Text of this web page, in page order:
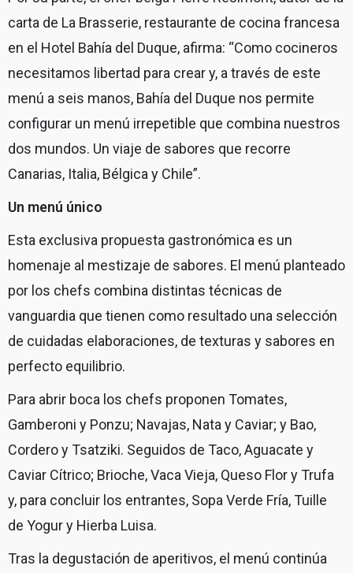
carta de La Brasserie, restaurante de cocina francesa
en el Hotel Bahía del Duque, afirma: “Como cocineros
necesitamos libertad para crear y, a través de este
menú a seis manos, Bahía del Duque nos permite
configurar un menú irrepetible que combina nuestros
dos mundos. Un viaje de sabores que recorre
Canarias, Italia, Bélgica y Chile”.
Un menú único
Esta exclusiva propuesta gastronómica es un
homenaje al mestizaje de sabores. El menú planteado
por los chefs combina distintas técnicas de
vanguardia que tienen como resultado una selección
de cuidadas elaboraciones, de texturas y sabores en
perfecto equilibrio.
Para abrir boca los chefs proponen Tomates,
Gamberoni y Ponzu; Navajas, Nata y Caviar; y Bao,
Cordero y Tsatziki. Seguidos de Taco, Aguacate y
Caviar Cítrico; Brioche, Vaca Vieja, Queso Flor y Trufa
y, para concluir los entrantes, Sopa Verde Fría, Tuille
de Yogur y Hierba Luisa.
Tras la degustación de aperitivos, el menú continúa